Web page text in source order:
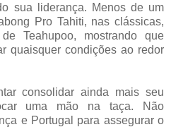
sua liderança. Menos de um
Pro Tahiti, nas clássicas,
Teahupoo, mostrando que
quaisquer condições ao redor
consolidar ainda mais seu
uma mão na taça. Não
e Portugal para assegurar o